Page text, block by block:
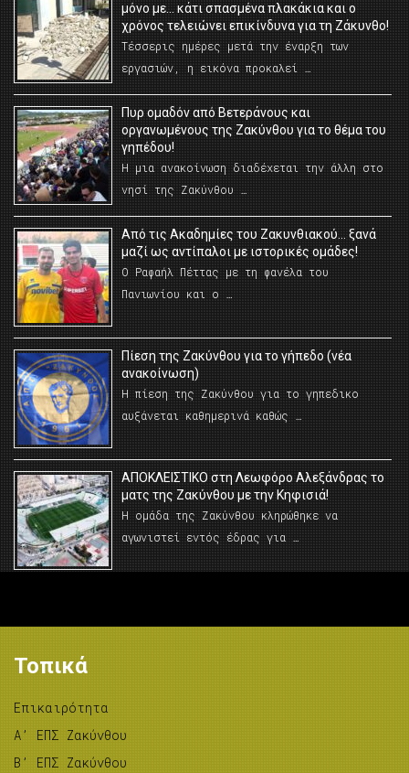
μόνο με… κάτι σπασμένα πλακάκια και ο
χρόνος τελειώνει επικίνδυνα για τη Ζάκυνθο!
Τέσσερις ημέρες μετά την έναρξη των
εργασιών, η εικόνα προκαλεί …
Πυρ ομαδόν από Βετεράνους και
οργανωμένους της Ζακύνθου για το θέμα του
γηπέδου!
Η μια ανακοίνωση διαδέχεται την άλλη στο
νησί της Ζακύνθου …
Από τις Ακαδημίες του Ζακυνθιακού… ξανά
μαζί ως αντίπαλοι με ιστορικές ομάδες!
Ο Ραφαήλ Πέττας με τη φανέλα του
Πανιωνίου και ο …
Πίεση της Ζακύνθου για το γήπεδο (νέα
ανακοίνωση)
Η πίεση της Ζακύνθου για το γηπεδικο
αυξάνεται καθημερινά καθώς …
AΠΟΚΛΕΙΣΤΙΚΟ στη Λεωφόρο Αλεξάνδρας το
ματς της Ζακύνθου με την Κηφισιά!
Η ομάδα της Ζακύνθου κληρώθηκε να
αγωνιστεί εντός έδρας για …
Τοπικά
Επικαιρότητα
A’ ΕΠΣ Ζακύνθου
B’ ΕΠΣ Ζακύνθου